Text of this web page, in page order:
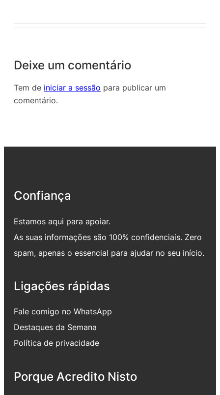
Deixe um comentário
Tem de iniciar a sessão para publicar um
comentário.
Confiança
Estamos aqui para apoiar.
As suas informações são 100% confidenciais. Zero
spam, apenas o essencial para ajudar no seu início.
Ligações rápidas
Fale comigo no WhatsApp
Destaques da Semana
Política de privacidade
Porque Acredito Nisto